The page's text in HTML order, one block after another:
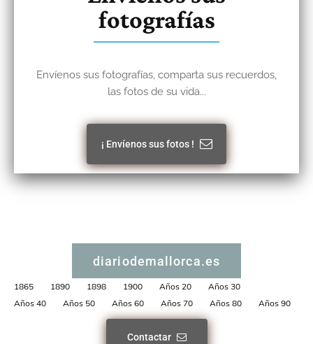
fotografías
Envíenos sus fotografías, comparta sus recuerdos,
las fotos de su vida...
¡ Envíenos sus fotos !
diariodemallorca.es
1865 1890 1898 1900 Años 20
Años 30
Años 40
Años 50 Años 60 Años 70 Años 80 Años 90
Contactar